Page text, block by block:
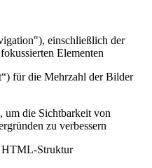
einschließlich der
Elementen
für die Mehrzahl der Bilder
um die Sichtbarkeit von
zu verbessern
HTML-Struktur